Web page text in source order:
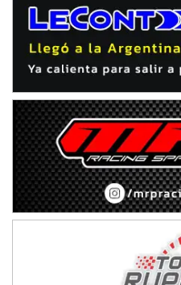
Ciudad de Trenque Lauquen (Asfalto)
Trenque Lauquen (Buenos Aires)
ENTRERRIANO - F6
Parque de la Velocidad (Asfalto)
Villaguay (Entre Ríos)
VICTORIENSE - F7
El Cerro (Tierra)
Victoria (Entre Ríos)
PATAGONICO - F6
Moto Club Reginense (Tierra)
Gral. E. Godoy (Río Negro)